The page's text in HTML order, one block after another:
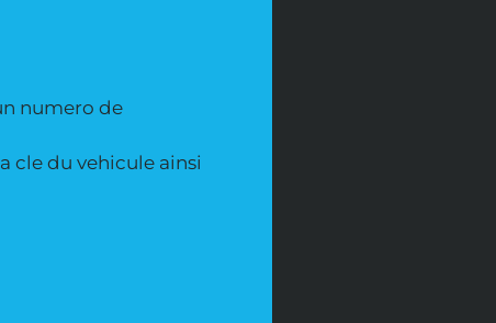
numero de
cle du vehicule ainsi